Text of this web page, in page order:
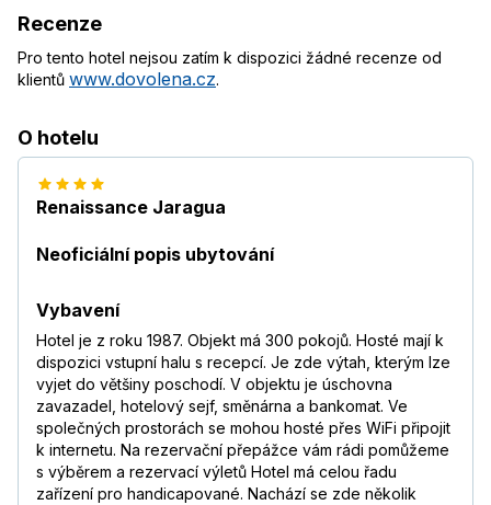
Recenze
Pro tento hotel nejsou zatím k dispozici žádné recenze od
klientů www.dovolena.cz.
O hotelu
Renaissance Jaragua
Neoficiální popis ubytování
Vybavení
Hotel je z roku 1987. Objekt má 300 pokojů. Hosté mají k
dispozici vstupní halu s recepcí. Je zde výtah, kterým lze
vyjet do většiny poschodí. V objektu je úschovna
zavazadel, hotelový sejf, směnárna a bankomat. Ve
společných prostorách se mohou hosté přes WiFi připojit
k internetu. Na rezervační přepážce vám rádi pomůžeme
s výběrem a rezervací výletů Hotel má celou řadu
zařízení pro handicapované. Nachází se zde několik